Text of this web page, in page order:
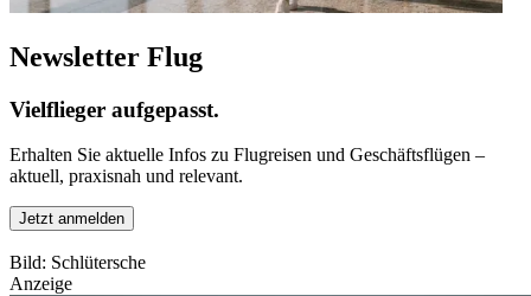
Newsletter Flug
Vielflieger aufgepasst.
Erhalten Sie aktuelle Infos zu Flugreisen und Geschäftsflügen –
aktuell, praxisnah und relevant.
Jetzt anmelden
Bild: Schlütersche
Anzeige